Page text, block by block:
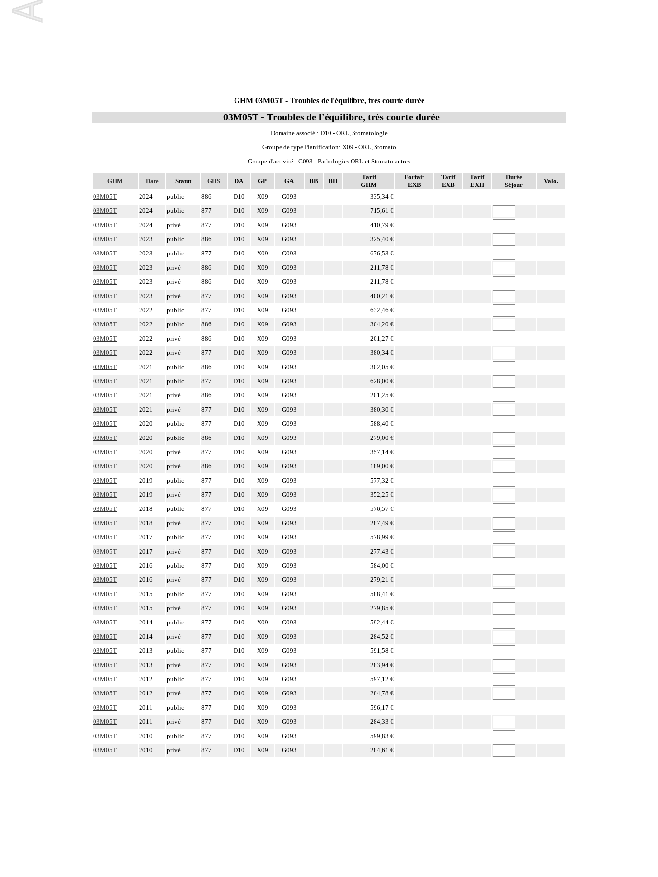
GHM Date Statut GHS DA GP GA BB BH
Tarif
GHM
Forfait
EXB
Tarif
EXB
Tarif
EXH
Durée
Séjour
Valo.
03M05T 2024 public 886 D10 X09 G093
335,34 €
03M05T
2024 public 877 D10 X09 G093
715,61 €
03M05T
2024 privé 877 D10 X09 G093
410,79 €
03M05T
2023 public 886 D10 X09 G093
325,40 €
03M05T
2023 public 877 D10 X09 G093
676,53 €
03M05T
2023 privé 886 D10 X09 G093
211,78 €
03M05T
2023 privé 886 D10 X09 G093
211,78 €
03M05T
2023 privé 877 D10 X09 G093
400,21 €
03M05T
2022 public 877 D10 X09 G093
632,46 €
03M05T
2022 public 886 D10 X09 G093
304,20 €
03M05T
2022 privé 886 D10 X09 G093
201,27 €
03M05T
2022 privé 877 D10 X09 G093
380,34 €
03M05T
2021 public 886 D10 X09 G093
302,05 €
03M05T
2021 public 877 D10 X09 G093
628,00 €
03M05T
2021 privé 886 D10 X09 G093
201,25 €
03M05T
2021 privé 877 D10 X09 G093
380,30 €
03M05T
2020 public 877 D10 X09 G093
588,40 €
03M05T
2020 public 886 D10 X09 G093
279,00 €
03M05T
2020 privé 877 D10 X09 G093
357,14 €
03M05T
2020 privé 886 D10 X09 G093
189,00 €
03M05T
2019 public 877 D10 X09 G093
577,32 €
03M05T
2019 privé 877 D10 X09 G093
352,25 €
03M05T
2018 public 877 D10 X09 G093
576,57 €
03M05T
2018 privé 877 D10 X09 G093
287,49 €
03M05T
2017 public 877 D10 X09 G093
578,99 €
03M05T
2017 privé 877 D10 X09 G093
277,43 €
03M05T
2016 public 877 D10 X09 G093
584,00 €
03M05T
2016 privé 877 D10 X09 G093
279,21 €
03M05T
2015 public 877 D10 X09 G093
588,41 €
03M05T
2015 privé 877 D10 X09 G093
279,85 €
03M05T
2014 public 877 D10 X09 G093
592,44 €
03M05T
2014 privé 877 D10 X09 G093
284,52 €
03M05T
2013 public 877 D10 X09 G093
591,58 €
03M05T
2013 privé 877 D10 X09 G093
283,94 €
03M05T
2012 public 877 D10 X09 G093
597,12 €
03M05T
2012 privé 877 D10 X09 G093
284,78 €
03M05T
2011 public 877 D10 X09 G093
596,17 €
03M05T
2011 privé 877 D10 X09 G093
284,33 €
03M05T
2010 public 877 D10 X09 G093
599,83 €
03M05T
2010 privé 877 D10 X09 G093 284,61 €
GHM 03M05T - Troubles de l'équilibre, très courte durée
03M05T - Troubles de l'équilibre, très courte durée
Domaine associé : D10 - ORL, Stomatologie
Groupe de type Planification: X09 - ORL, Stomato
Groupe d'activité : G093 - Pathologies ORL et Stomato autres